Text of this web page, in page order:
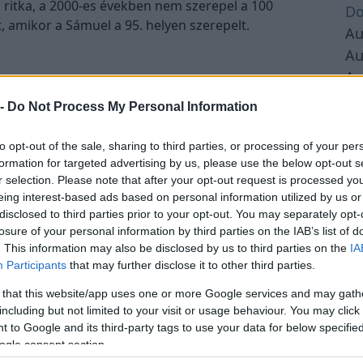
Do Not Process My Personal Information
opt-out of the sale, sharing to third parties, or processing of your
for targeted advertising by us, please use the below opt-out
selection. Please note that after your opt-out request is processed
interest-based ads based on personal information utilized by us
to third parties prior to your opt-out. You may separately
of your personal information by third parties on the IAB’s list of
This information may also be disclosed by us to third parties on the
Participants that may further disclose it to other third parties.
that this website/app uses one or more Google services and may
but not limited to your visit or usage behaviour. You may
to Google and its third-party tags to use your data for below
consent section.
a 2000-es években nem szerepel a 100
a Sámuel a 95. helyen szerepelt.
Hirdetés